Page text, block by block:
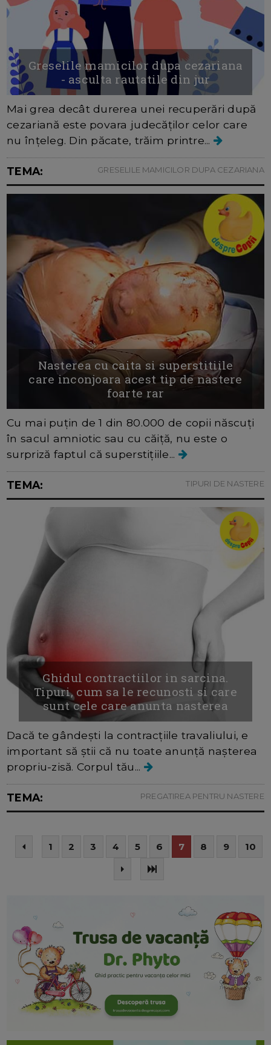
Greselile mamicilor dupa cezariana
- asculta rautatile din jur
Mai grea decât durerea unei recuperări după
cezariană este povara judecăților celor care
nu înțeleg. Din păcate, trăim printre...
TEMA: GRESELILE MAMICILOR DUPA CEZARIANA
Nasterea cu caita si superstitiile
care inconjoara acest tip de nastere
foarte rar
Cu mai puțin de 1 din 80.000 de copii născuți
în sacul amniotic sau cu căiță, nu este o
surpriză faptul că superstițiile...
TEMA: TIPURI DE NASTERE
Ghidul contractiilor in sarcina.
Tipuri, cum sa le recunosti si care
sunt cele care anunta nasterea
Dacă te gândești la contracțiile travaliului, e
important să știi că nu toate anunță nașterea
propriu-zisă. Corpul tău...
TEMA: PREGATIREA PENTRU NASTERE
1 2 3 4 5 6 7 8 9 10